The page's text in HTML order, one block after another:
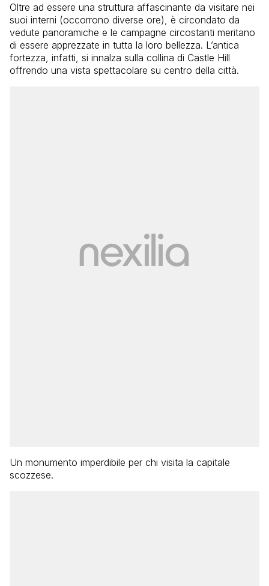
Oltre ad essere una struttura affascinante da visitare nei
suoi interni (occorrono diverse ore), è circondato da
vedute panoramiche e le campagne circostanti meritano
di essere apprezzate in tutta la loro bellezza. L’antica
fortezza, infatti, si innalza sulla collina di Castle Hill
offrendo una vista spettacolare su centro della città.
Un monumento imperdibile per chi visita la capitale
scozzese.